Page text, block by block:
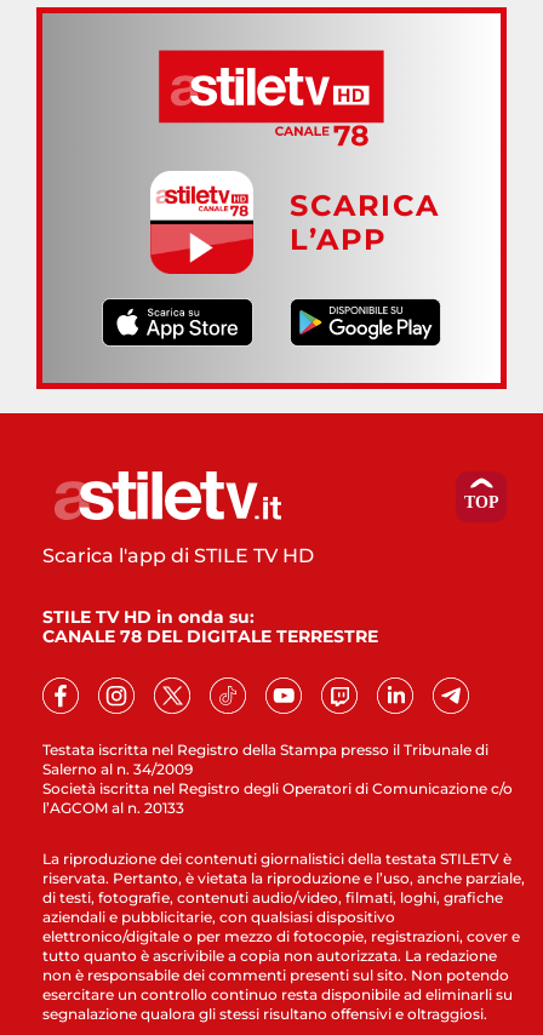
SCARICA
L’APP
Testata iscritta nel Registro della Stampa presso il Tribunale di
Salerno al n. 34/2009
Società iscritta nel Registro degli Operatori di Comunicazione c/o
l’AGCOM al n. 20133
Scarica l'app di STILE TV HD
STILE TV HD in onda su:
CANALE 78 DEL DIGITALE TERRESTRE
La riproduzione dei contenuti giornalistici della testata STILETV è
riservata. Pertanto, è vietata la riproduzione e l’uso, anche parziale,
di testi, fotografie, contenuti audio/video, filmati, loghi, grafiche
aziendali e pubblicitarie, con qualsiasi dispositivo
elettronico/digitale o per mezzo di fotocopie, registrazioni, cover e
tutto quanto è ascrivibile a copia non autorizzata. La redazione
non è responsabile dei commenti presenti sul sito. Non potendo
esercitare un controllo continuo resta disponibile ad eliminarli su
segnalazione qualora gli stessi risultano offensivi e oltraggiosi.